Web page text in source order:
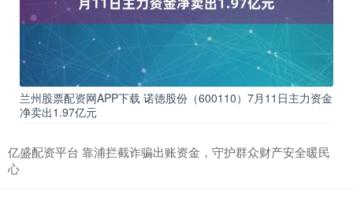
兰州股票配资网APP下载 诺德股份（600110）7月11日主力资金
净卖出1.97亿元
亿盛配资平台 靠浦拦截诈骗出账资金，守护群众财产安全暖民
心